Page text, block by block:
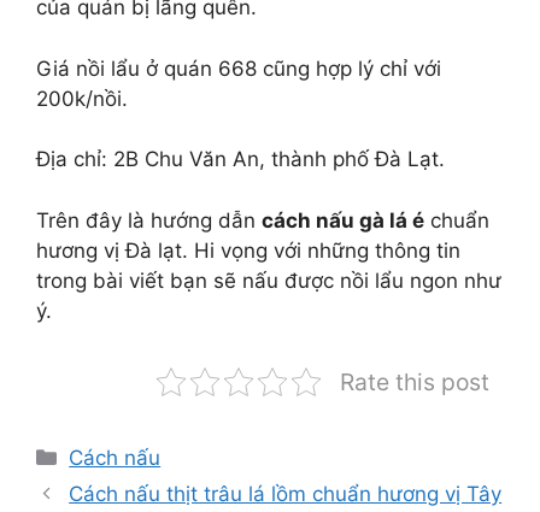
của quán bị lãng quên.
Giá nồi lẩu ở quán 668 cũng hợp lý chỉ với
200k/nồi.
Địa chỉ: 2B Chu Văn An, thành phố Đà Lạt.
Trên đây là hướng dẫn cách nấu gà lá é chuẩn
hương vị Đà lạt. Hi vọng với những thông tin
trong bài viết bạn sẽ nấu được nồi lẩu ngon như
ý.
Rate this post
Danh
mục
Cách nấu
Cách nấu thịt trâu lá lồm chuẩn hương vị Tây